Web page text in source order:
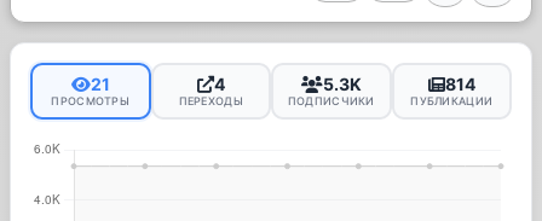
21
ПРОСМОТРЫ
4
ПЕРЕХОДЫ
5.3K
ПОДПИСЧИКИ
814
ПУБЛИКАЦИИ